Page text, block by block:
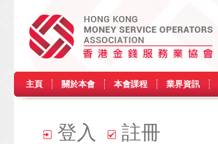
主頁 關於本會 本會課程 業界資訊
登入 註冊